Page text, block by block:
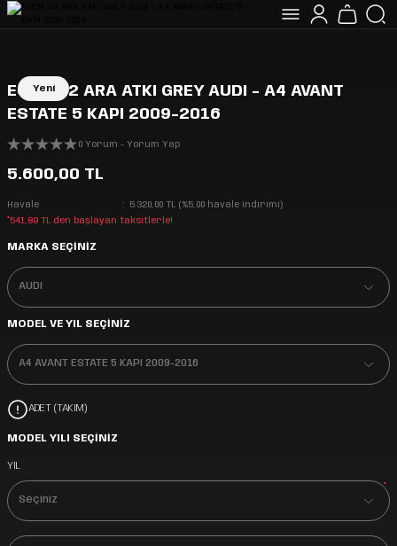
Yeni
ECEM V2 ARA ATKI GREY AUDI - A4 AVANT
ESTATE 5 KAPI 2009-2016
0 Yorum - Yorum Yap
5.600,00 TL
Havale
5.320,00 TL (%5,00 havale indirimi)
*541,89 TL den başlayan taksitlerle!
MARKA SEÇİNİZ
MODEL VE YIL SEÇİNİZ
ADET (TAKIM)
MODEL YILI SEÇİNİZ
YIL
*